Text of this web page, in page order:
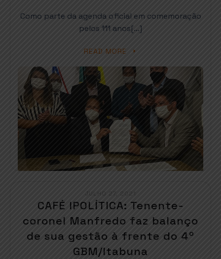
Como parte da agenda oficial em comemoração
pelos 111 anos[…]
READ MORE
JULHO 27, 2021
CAFÉ IPOLÍTICA: Tenente-
coronel Manfredo faz balanço
de sua gestão à frente do 4º
GBM/Itabuna